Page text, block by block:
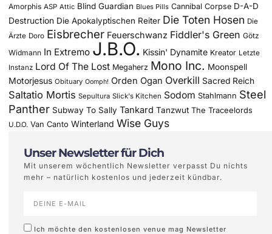
Amorphis ASP Attic Blind Guardian Blues Pills Cannibal Corpse D-A-D
Destruction Die Apokalyptischen Reiter Die Toten Hosen Die
Ärzte Doro Eisbrecher Feuerschwanz Fiddler's Green Götz
Widmann In Extremo J.B.O. Kissin' Dynamite Kreator Letzte
Instanz Lord Of The Lost Megaherz Mono Inc. Moonspell
Motorjesus Obituary Oomph! Orden Ogan Overkill Sacred Reich
Saltatio Mortis Sepultura Slick's Kitchen Sodom Stahlmann Steel
Panther Subway To Sally Tankard Tanzwut The Traceelords
U.D.O. Van Canto Winterland Wise Guys
Unser Newsletter für Dich
Mit unserem wöchentlich Newsletter verpasst Du nichts
mehr – natürlich kostenlos und jederzeit kündbar.
Ich möchte den kostenlosen venue mag Newsletter